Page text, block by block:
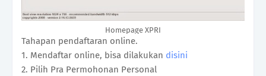
Homepage XPRI
Tahapan pendaftaran online.
1. Mendaftar online, bisa dilakukan disini
2. Pilih Pra Permohonan Personal